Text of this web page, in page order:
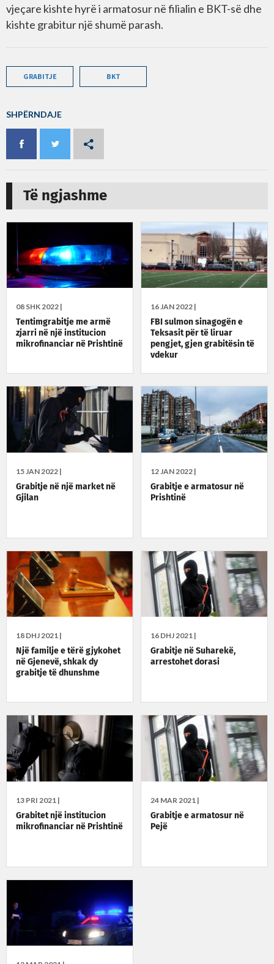
vjeçare kishte hyrë i armatosur në filialin e BKT-së dhe
kishte grabitur një shumë parash.
GRABITJE BKT
SHPËRNDAJE
Të ngjashme
08 SHK 2022 |
Tentimgrabitje me armë
zjarri në një institucion
mikrofinanciar në Prishtinë
16 JAN 2022 |
FBI sulmon sinagogën e
Teksasit për të liruar
pengjet, gjen grabitësin të
vdekur
15 JAN 2022 |
Grabitje në një market në
Gjilan
12 JAN 2022 |
Grabitje e armatosur në
Prishtinë
18 DHJ 2021 |
Një familje e tërë gjykohet
në Gjenevë, shkak dy
grabitje të dhunshme
16 DHJ 2021 |
Grabitje në Suharekë,
arrestohet dorasi
13 PRI 2021 |
Grabitet një institucion
mikrofinanciar në Prishtinë
24 MAR 2021 |
Grabitje e armatosur në
Pejë